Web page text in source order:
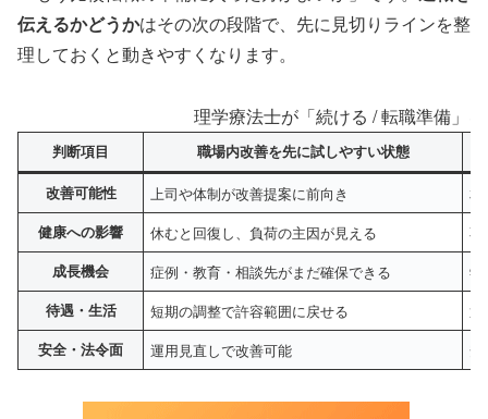
伝えるかどうかはその次の段階で、先に見切りラインを整
理しておくと動きやすくなります。
理学療法士が「続ける / 転職準備」
判断項目 職場内改善を先に試しやすい状態
改善可能性 上司や体制が改善提案に前向き 相
健康への影響 休むと回復し、負荷の主因が見える 不
成長機会 症例・教育・相談先がまだ確保できる 学
待遇・生活 短期の調整で許容範囲に戻せる 通
安全・法令面 運用見直しで改善可能 安